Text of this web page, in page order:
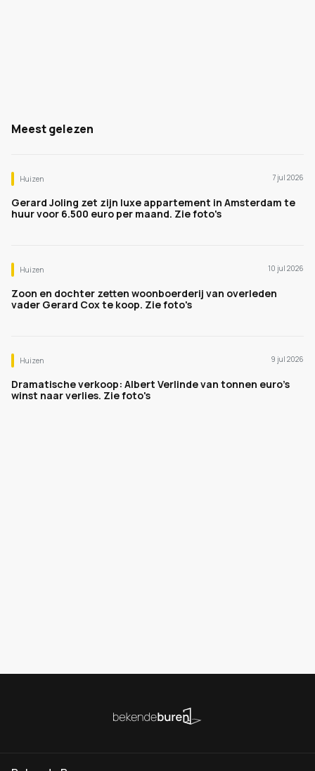
Meest gelezen
Huizen 7 jul 2026
Gerard Joling zet zijn luxe appartement in Amsterdam te
huur voor 6.500 euro per maand. Zie foto's
Huizen 10 jul 2026
Zoon en dochter zetten woonboerderij van overleden
vader Gerard Cox te koop. Zie foto's
Huizen 9 jul 2026
Dramatische verkoop: Albert Verlinde van tonnen euro's
winst naar verlies. Zie foto's